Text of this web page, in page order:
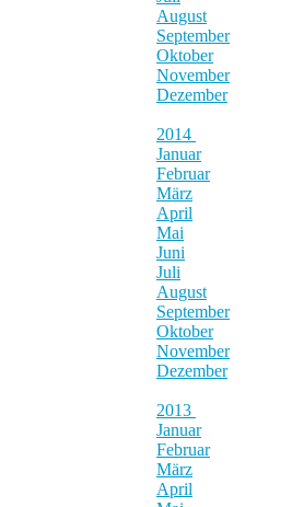
August
September
Oktober
November
Dezember
2014
Januar
Februar
März
April
Mai
Juni
Juli
August
September
Oktober
November
Dezember
2013
Januar
Februar
März
April